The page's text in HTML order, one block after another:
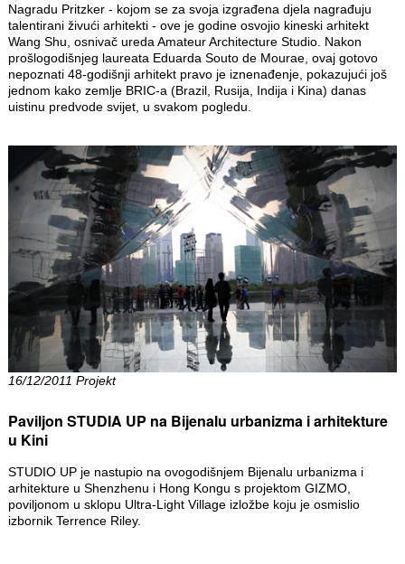
Nagradu Pritzker - kojom se za svoja izgrađena djela nagrađuju
talentirani živući arhitekti - ove je godine osvojio kineski arhitekt
Wang Shu, osnivač ureda Amateur Architecture Studio. Nakon
prošlogodišnjeg laureata Eduarda Souto de Mourae, ovaj gotovo
nepoznati 48-godišnji arhitekt pravo je iznenađenje, pokazujući još
jednom kako zemlje BRIC-a (Brazil, Rusija, Indija i Kina) danas
uistinu predvode svijet, u svakom pogledu.
16/12/2011 Projekt
Paviljon STUDIA UP na Bijenalu urbanizma i arhitekture
u Kini
STUDIO UP je nastupio na ovogodišnjem Bijenalu urbanizma i
arhitekture u Shenzhenu i Hong Kongu s projektom GIZMO,
poviljonom u sklopu Ultra-Light Village izložbe koju je osmislio
izbornik Terrence Riley.